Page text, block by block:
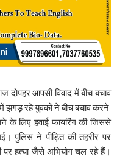
आपसी विवाद में बीच बचाव
झगड़ रहे युवकों ने बीच बचाव करने
के लिए हवाई फायरिंग की जिससे
पुलिस ने पीड़ित की तहरीर पर
हत्या जैसे अभियोग चल रहे हैं।